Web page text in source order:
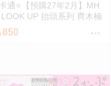
通⭐️【預購27年2月】MH
LOOK UP 抬頭系列 齊木楠
難 齊木楠雄 0813
850